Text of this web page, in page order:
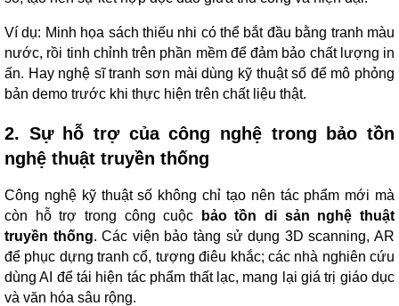
Ví dụ: Minh họa sách thiếu nhi có thể bắt đầu bằng tranh màu
nước, rồi tinh chỉnh trên phần mềm để đảm bảo chất lượng in
ấn. Hay nghệ sĩ tranh sơn mài dùng kỹ thuật số để mô phỏng
bản demo trước khi thực hiện trên chất liệu thật.
2. Sự hỗ trợ của công nghệ trong bảo tồn
nghệ thuật truyền thống
Công nghệ kỹ thuật số không chỉ tạo nên tác phẩm mới mà
còn hỗ trợ trong công cuộc
bảo tồn di sản nghệ thuật
truyền thống. Các viện bảo tàng sử dụng 3D scanning, AR
để phục dựng tranh cổ, tượng điêu khắc; các nhà nghiên cứu
dùng AI để tái hiện tác phẩm thất lạc, mang lại giá trị giáo dục
và văn hóa sâu rộng.